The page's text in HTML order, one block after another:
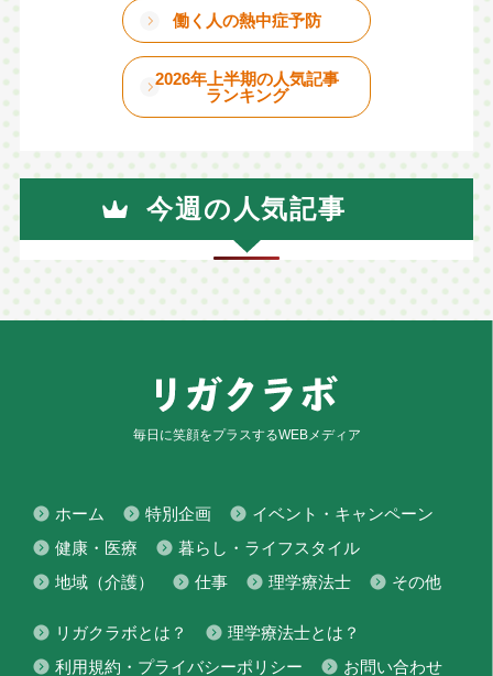
働く人の熱中症予防
2026年上半期の人気記事
ランキング
今週の人気記事
毎日に笑顔をプラスするWEBメディア
ホーム 特別企画
イベント・キャンペーン
健康・医療
暮らし・ライフスタイル
地域（介護）
仕事 理学療法士 その他
リガクラボとは？
理学療法士とは？
利用規約・プライバシーポリシー
お問い合わせ